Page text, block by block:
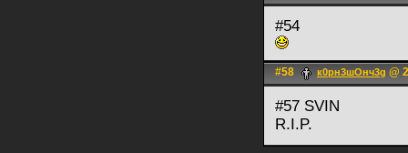
#54
#58 к0рн3шОнч3g @
#57 SVIN
R.I.P.